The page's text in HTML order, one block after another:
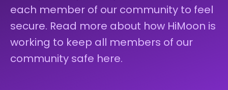
each member of our community to feel
secure. Read more about how HiMoon is
working to keep all members of our
community safe here.